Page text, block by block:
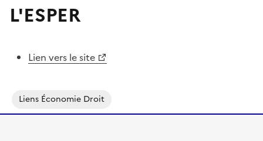
L'ESPER
Lien vers le site
Liens Économie Droit